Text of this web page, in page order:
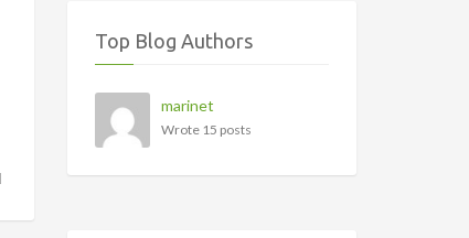
Top Blog Authors
marinet
Wrote 15 posts